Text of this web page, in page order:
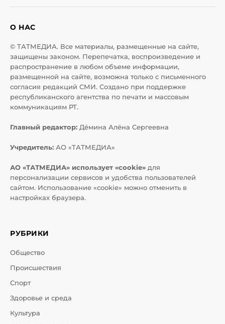
О НАС
© ТАТМЕДИА. Все материалы, размещенные на сайте,
защищены законом. Перепечатка, воспроизведение и
распространение в любом объеме информации,
размещенной на сайте, возможна только с письменного
согласия редакций СМИ. Создано при поддержке
республиканского агентства по печати и массовым
коммуникациям РТ.
Главный редактор: Дёмина Алёна Сергеевна
Учредитель: АО «ТАТМЕДИА»
АО «ТАТМЕДИА» использует «cookie» для
персонализации сервисов и удобства пользователей
сайтом. Использование «cookie» можно отменить в
настройках браузера.
РУБРИКИ
Общество
Происшествия
Спорт
Здоровье и среда
Культура